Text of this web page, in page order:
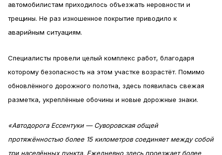
автомобилистам приходилось объезжать неровности и
трещины. Не раз изношенное покрытие приводило к
аварийным ситуациям.
Специалисты провели целый комплекс работ, благодаря
которому безопасность на этом участке возрастёт. Помимо
обновлённого дорожного полотна, здесь появилась свежая
разметка, укреплённые обочины и новые дорожные знаки.
«Автодорога Ессентуки — Суворовская общей
протяжённостью более 15 километров соединяет между собой
три населённых пункта. Ежедневно здесь проезжает более